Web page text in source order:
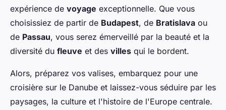
expérience de voyage exceptionnelle. Que vous
choisissiez de partir de Budapest, de Bratislava ou
de Passau, vous serez émerveillé par la beauté et la
diversité du fleuve et des villes qui le bordent.
Alors, préparez vos valises, embarquez pour une
croisière sur le Danube et laissez-vous séduire par les
paysages, la culture et l'histoire de l'Europe centrale.